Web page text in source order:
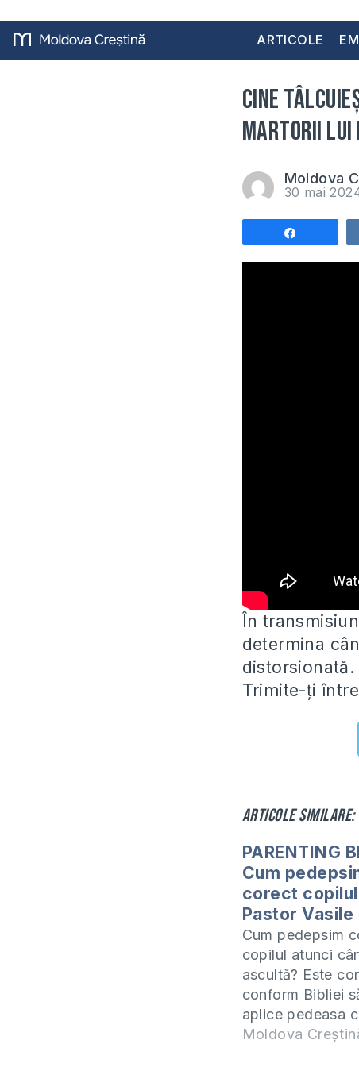
ARTICOLE
Cine
martorii lui
Moldova
30 mai
În
determina
Trimite-ți
Articole similare:
PARENTING
Cum
corect
Pastor Vasile
Cum pedepsim
copilul atunci
ascultă? Este
conform Bibliei
aplice pedeasa
copilului? Dacă
Moldova